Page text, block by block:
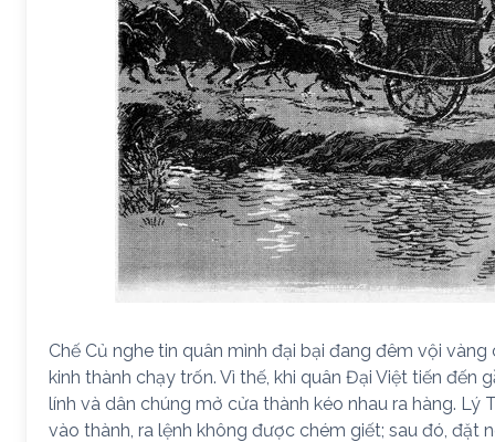
Chế Củ nghe tin quân mình đại bại đang đêm vội
kinh thành chạy trốn. Vì thế, khi quân Đại Việt tiến đến
lính và dân chúng mở cửa thành kéo nhau ra hàng. Lý
vào thành, ra lệnh không được chém giết; sau đó, đặt